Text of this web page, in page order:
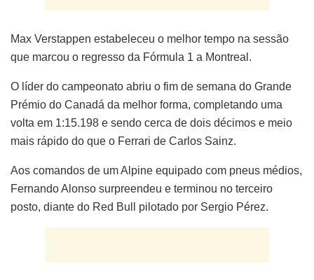
Max Verstappen estabeleceu o melhor tempo na sessão
que marcou o regresso da Fórmula 1 a Montreal.
O líder do campeonato abriu o fim de semana do Grande
Prémio do Canadá da melhor forma, completando uma
volta em 1:15.198 e sendo cerca de dois décimos e meio
mais rápido do que o Ferrari de Carlos Sainz.
Aos comandos de um Alpine equipado com pneus médios,
Fernando Alonso surpreendeu e terminou no terceiro
posto, diante do Red Bull pilotado por Sergio Pérez.